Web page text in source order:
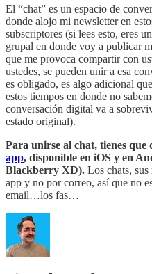
El “chat” es un espacio de
donde alojo mi newsletter en
subscriptores (si lees esto, eres
grupal en donde voy a publicar
que me provoca compartir con
ustedes, se pueden unir a esa
es obligado, es algo adicional
estos tiempos en donde no
conversación digital va a
estado original).
Para unirse al chat, tienes que
app, disponible en iOS y en
Blackberry XD). Los chats, sus
app y no por correo, así que no
email…los fas…